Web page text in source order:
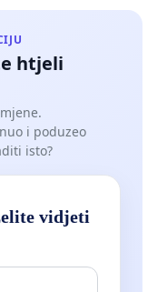
htjeli
i poduzeo
isto?
vidjeti